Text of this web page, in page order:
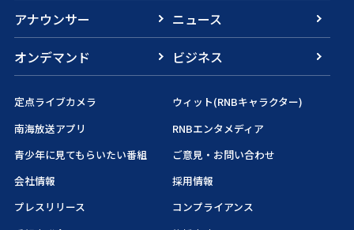
アナウンサー
ニュース
オンデマンド
ビジネス
定点ライブカメラ
ウィット(RNBキャラクター)
南海放送アプリ
RNBエンタメディア
青少年に見てもらいたい番組
ご意見・お問い合わせ
会社情報
採用情報
プレスリリース
コンプライアンス